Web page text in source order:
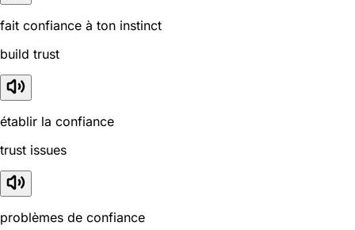
fait confiance à ton instinct
build trust
établir la confiance
trust issues
problèmes de confiance